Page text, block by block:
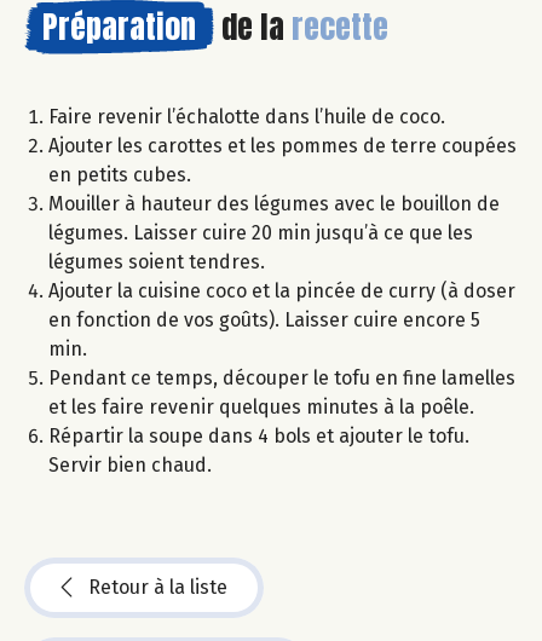
Préparation de la recette
Faire revenir l’échalotte dans l’huile de coco.
Ajouter les carottes et les pommes de terre coupées
en petits cubes.
Mouiller à hauteur des légumes avec le bouillon de
légumes. Laisser cuire 20 min jusqu’à ce que les
légumes soient tendres.
Ajouter la cuisine coco et la pincée de curry (à doser
en fonction de vos goûts). Laisser cuire encore 5
min.
Pendant ce temps, découper le tofu en fine lamelles
et les faire revenir quelques minutes à la poêle.
Répartir la soupe dans 4 bols et ajouter le tofu.
Servir bien chaud.
Retour à la liste